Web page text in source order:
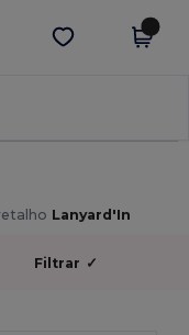
Obter app
Lanyard'In
Filtrar ✓